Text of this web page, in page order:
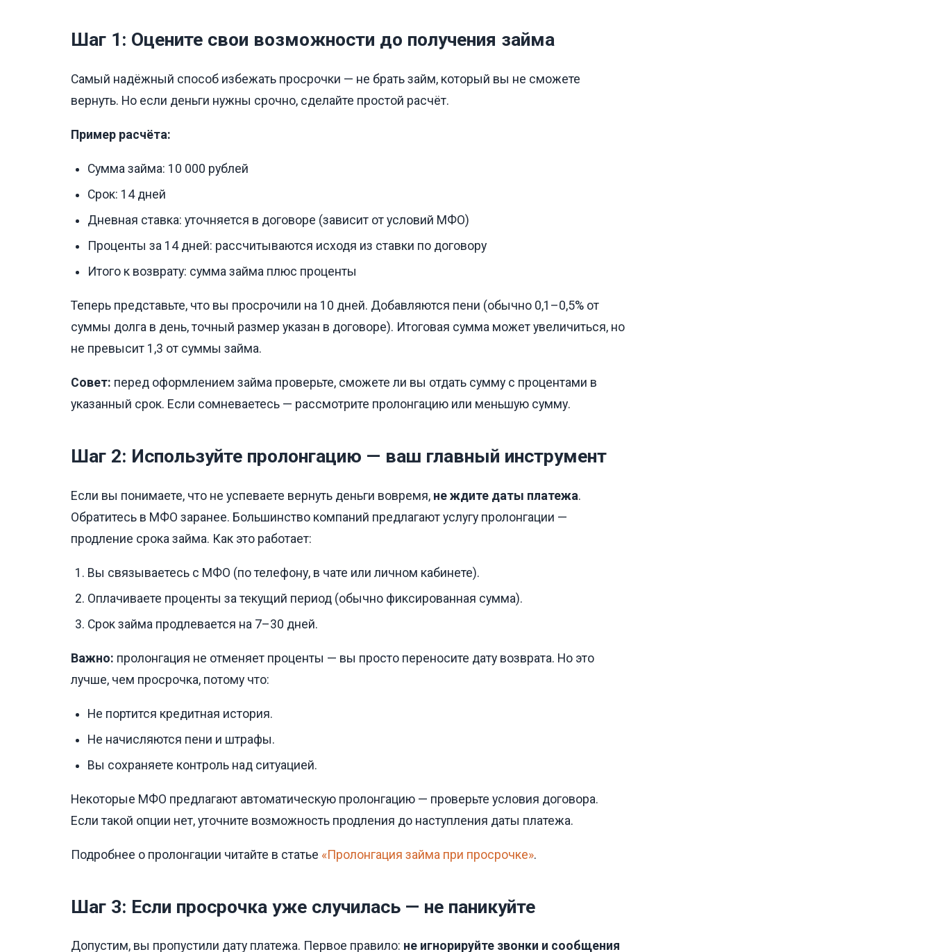
Шаг 1: Оцените свои возможности до получения займа
Самый надёжный способ избежать просрочки — не брать займ, который вы не сможете
вернуть. Но если деньги нужны срочно, сделайте простой расчёт.
Пример расчёта:
Сумма займа: 10 000 рублей
Срок: 14 дней
Дневная ставка: уточняется в договоре (зависит от условий МФО)
Проценты за 14 дней: рассчитываются исходя из ставки по договору
Итого к возврату: сумма займа плюс проценты
Теперь представьте, что вы просрочили на 10 дней. Добавляются пени (обычно 0,1–0,5% от
суммы долга в день, точный размер указан в договоре). Итоговая сумма может увеличиться, но
не превысит 1,3 от суммы займа.
Совет: перед оформлением займа проверьте, сможете ли вы отдать сумму с процентами в
указанный срок. Если сомневаетесь — рассмотрите пролонгацию или меньшую сумму.
Шаг 2: Используйте пролонгацию — ваш главный инструмент
Если вы понимаете, что не успеваете вернуть деньги вовремя, не ждите даты платежа.
Обратитесь в МФО заранее. Большинство компаний предлагают услугу пролонгации —
продление срока займа. Как это работает:
Вы связываетесь с МФО (по телефону, в чате или личном кабинете).
Оплачиваете проценты за текущий период (обычно фиксированная сумма).
Срок займа продлевается на 7–30 дней.
Важно: пролонгация не отменяет проценты — вы просто переносите дату возврата. Но это
лучше, чем просрочка, потому что:
Не портится кредитная история.
Не начисляются пени и штрафы.
Вы сохраняете контроль над ситуацией.
Некоторые МФО предлагают автоматическую пролонгацию — проверьте условия договора.
Если такой опции нет, уточните возможность продления до наступления даты платежа.
Подробнее о пролонгации читайте в статье «Пролонгация займа при просрочке».
Шаг 3: Если просрочка уже случилась — не паникуйте
Допустим, вы пропустили дату платежа. Первое правило: не игнорируйте звонки и сообщения